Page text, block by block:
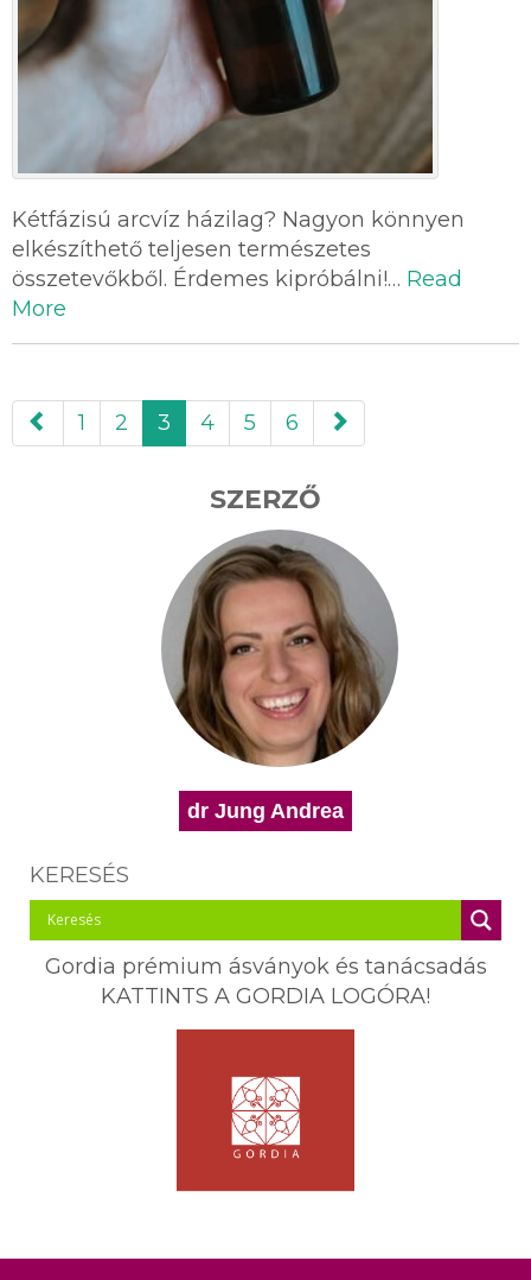
Kétfázisú arcvíz házilag? Nagyon könnyen
elkészíthető teljesen természetes
összetevőkből. Érdemes kipróbálni!… Read
More
paging-
navigation
1 2 3 4 5 6
SZERZŐ
dr Jung Andrea
KERESÉS
Gordia prémium ásványok és tanácsadás
KATTINTS A GORDIA LOGÓRA!